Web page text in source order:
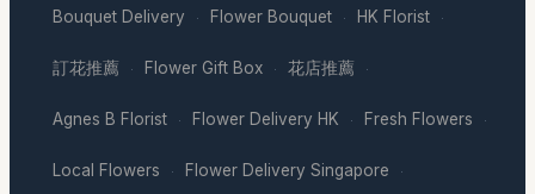
Bouquet Delivery · Flower Bouquet · HK Florist ·
訂花推薦 · Flower Gift Box · 花店推薦 ·
Agnes B Florist · Flower Delivery HK · Fresh Flowers ·
Local Flowers · Flower Delivery Singapore ·